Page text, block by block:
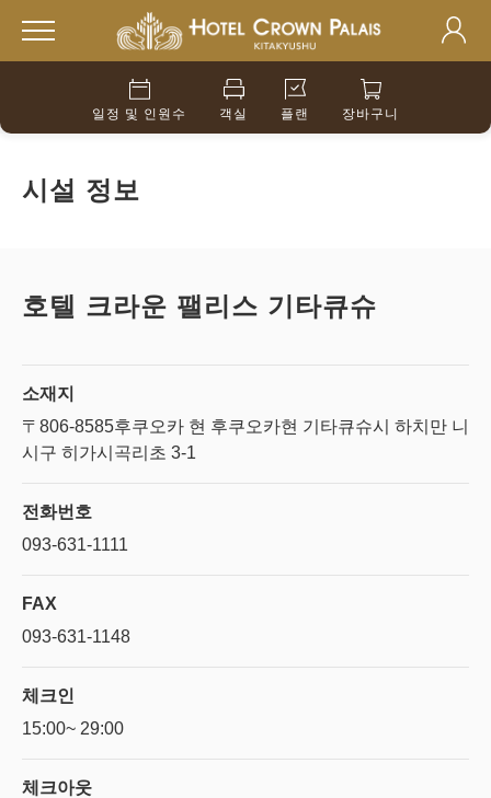
일정 및 인원수 객실 플랜 장바구니
시설 정보
호텔 크라운 팰리스 기타큐슈
소재지
〒806-8585후쿠오카 현 후쿠오카현 기타큐슈시 하치만 니
시구 히가시곡리초 3-1
전화번호
093-631-1111
FAX
093-631-1148
체크인
15:00~ 29:00
체크아웃